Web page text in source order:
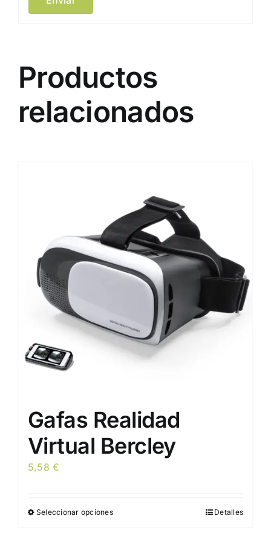
Productos
relacionados
Gafas Realidad
Virtual Bercley
5,58€
Seleccionar opcionesEste
Detalles